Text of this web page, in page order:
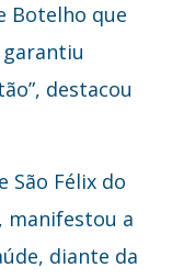
Botelho que
destacou
São Félix do
manifestou a
diante da